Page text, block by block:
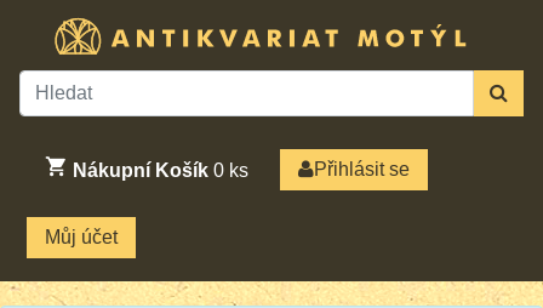
Nákupní Košík 0 ks Přihlásit se
Můj účet